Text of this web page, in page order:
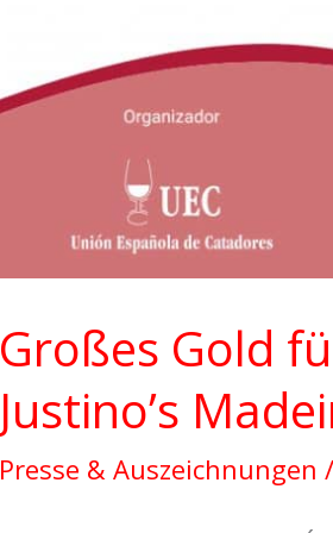
Großes Gold
Justino’s
Presse & Auszeichnungen